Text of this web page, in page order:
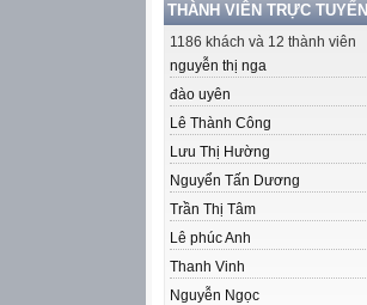
THÀNH VIÊN TRỰC TUYẾN
1186 khách và 12 thành viên
nguyễn thị nga
đào uyên
Lê Thành Công
Lưu Thị Hường
Nguyển Tấn Dương
Trần Thị Tâm
Lê phúc Anh
Thanh Vinh
Nguyễn Ngọc